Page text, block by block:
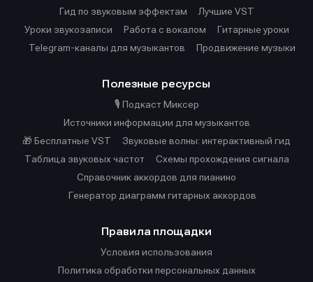
Гид по звуковым эффектам
Лучшие VST
Уроки звукозаписи
Работа с вокалом
Гитарные уроки
Telegram-каналы для музыкантов
Продвижение музыки
Полезные ресурсы
🎙️ Подкаст Миксер
Источники информации для музыкантов
🎁 Бесплатные VST
Звуковые волны: интерактивный гид
Таблица звуковых частот
Cхемы прохождения сигнала
Справочник аккордов для пианино
Генератор диаграмм гитарных аккордов
Правила площадки
Условия использования
Политика обработки персональных данных